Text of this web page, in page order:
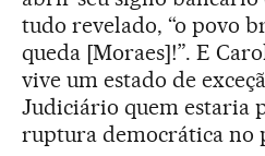
tudo revelado, “o povo
queda [Moraes]!”. E
vive um estado de
Judiciário quem estaria
ruptura democrática no